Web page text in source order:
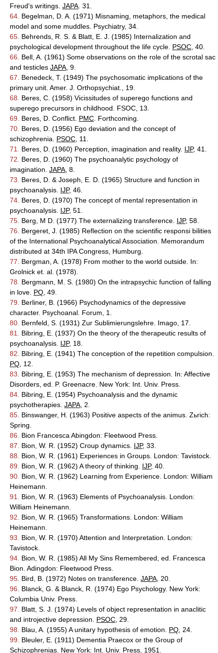
Freud's writings. JAPA . 31.
64. Begelman, D. A. (1971) Misnaming, metaphors, the medical
model and some muddles. Psychiatry, 34.
65. Behrends, R. S. & Blatt, E. J. (1985) Internalization and
psychological development throughout the life cycle. PSOC , 40.
66.
Bell, A. (1961) Some observations on the role of the scrotal sac
and testicles JAPA , 9.
67.
Benedeck, T. (1949) The psychosomatic implications of the
primary unit. Amer. J. Orthopsychiat., 19.
68.
Beres, C. (1958) Vicissitudes of superego functions and
superego precursors in childhood. FSOC, 13.
69.
Beres, D. Conflict. PMC . Forthcoming.
70. Beres, D. (1956) Ego deviation and the concept of
schizophrenia. PSOC , 11.
71.
Beres, D. (1960) Perception, imagination and reality. IJP, 41.
72.
Beres, D. (1960) The psychoanalytic psychology of
imagination. JAPA , 8.
73.
Beres, D. & Joseph, E. D. (1965) Structure and function in
psychoanalysis. IJP, 46.
74. Beres, D. (1970) The concept of mental representation in
psychoanalysis. IJP, 51.
75. Berg, M D. (1977) The externalizing transference. IJP, 58.
76.
Bergeret, J. (1985) Reflection on the scientific responsi bilities
of the International Psychoanalytical Association. Memorandum
distributed at 34th IPA Congress, Humburg.
77.
Bergman, A. (1978) From mother to the world outside. In:
Grolnick et. al. (1978).
78.
Bergmann, M. S. (1980) On the intrapsychic function of falling
in love. PQ , 49.
79.
Berliner, B. (1966) Psychodynamics of the depressive
character. Psychoanal. Forum, 1.
80. Bernfeld, S. (1931) Zur Sublimierungslehre. Imago, 17.
81.
Bibring, E. (1937) On the theory of the therapeutic results of
psychoanalysis. IJP, 18.
82.
Bibring, E. (1941) The conception of the repetition compulsion.
PQ , 12.
83.
Bibring, E. (1953) The mechanism of depression. In: Affective
Disorders, ed. P. Greenacre. New York: Int. Univ. Press.
84. Bibring, E. (1954) Psychoanalysis and the dynamic
psychotherapies. JAPA , 2.
85. Binswanger, H. (1963) Positive aspects of the animus. Zьrich:
Spring.
86.
Bion Francesca Abingdon: Fleetwood Press.
87.
Bion, W. R. (1952) Croup dynamics. IJP, 33.
88.
Bion, W. R. (1961) Experiences in Groups. London: Tavistock.
89.
Bion, W. R. (1962) A theory of thinking. IJP, 40.
90. Bion, W. R. (1962) Learning from Experience. London: William
Heinemann.
91.
Bion, W. R. (1963) Elements of Psychoanalysis. London:
William Heinemann.
92.
Bion, W. R. (1965) Transformations. London: William
Heinemann.
93.
Bion, W. R. (1970) Attention and Interpretation. London:
Tavistock.
94. Bion, W. R. (1985) All My Sins Remembered, ed. Francesca
Bion. Adingdon: Fleetwood Press.
95. Bird, B. (1972) Notes on transference. JAPA , 20.
96.
Blanck, G. & Blanck, R. (1974) Ego Psychology. New York:
Columbia Univ. Press.
97.
Blatt, S. J. (1974) Levels of object representation in anaclitic
and introjective depression. PSOC , 29.
98.
Blau, A. (1955) A unitary hypothesis of emotion. PQ , 24.
99.
Bleuler, E. (1911) Dementia Praecox or the Group of
Schizophrenias. New York: Int. Univ. Press, 1951.